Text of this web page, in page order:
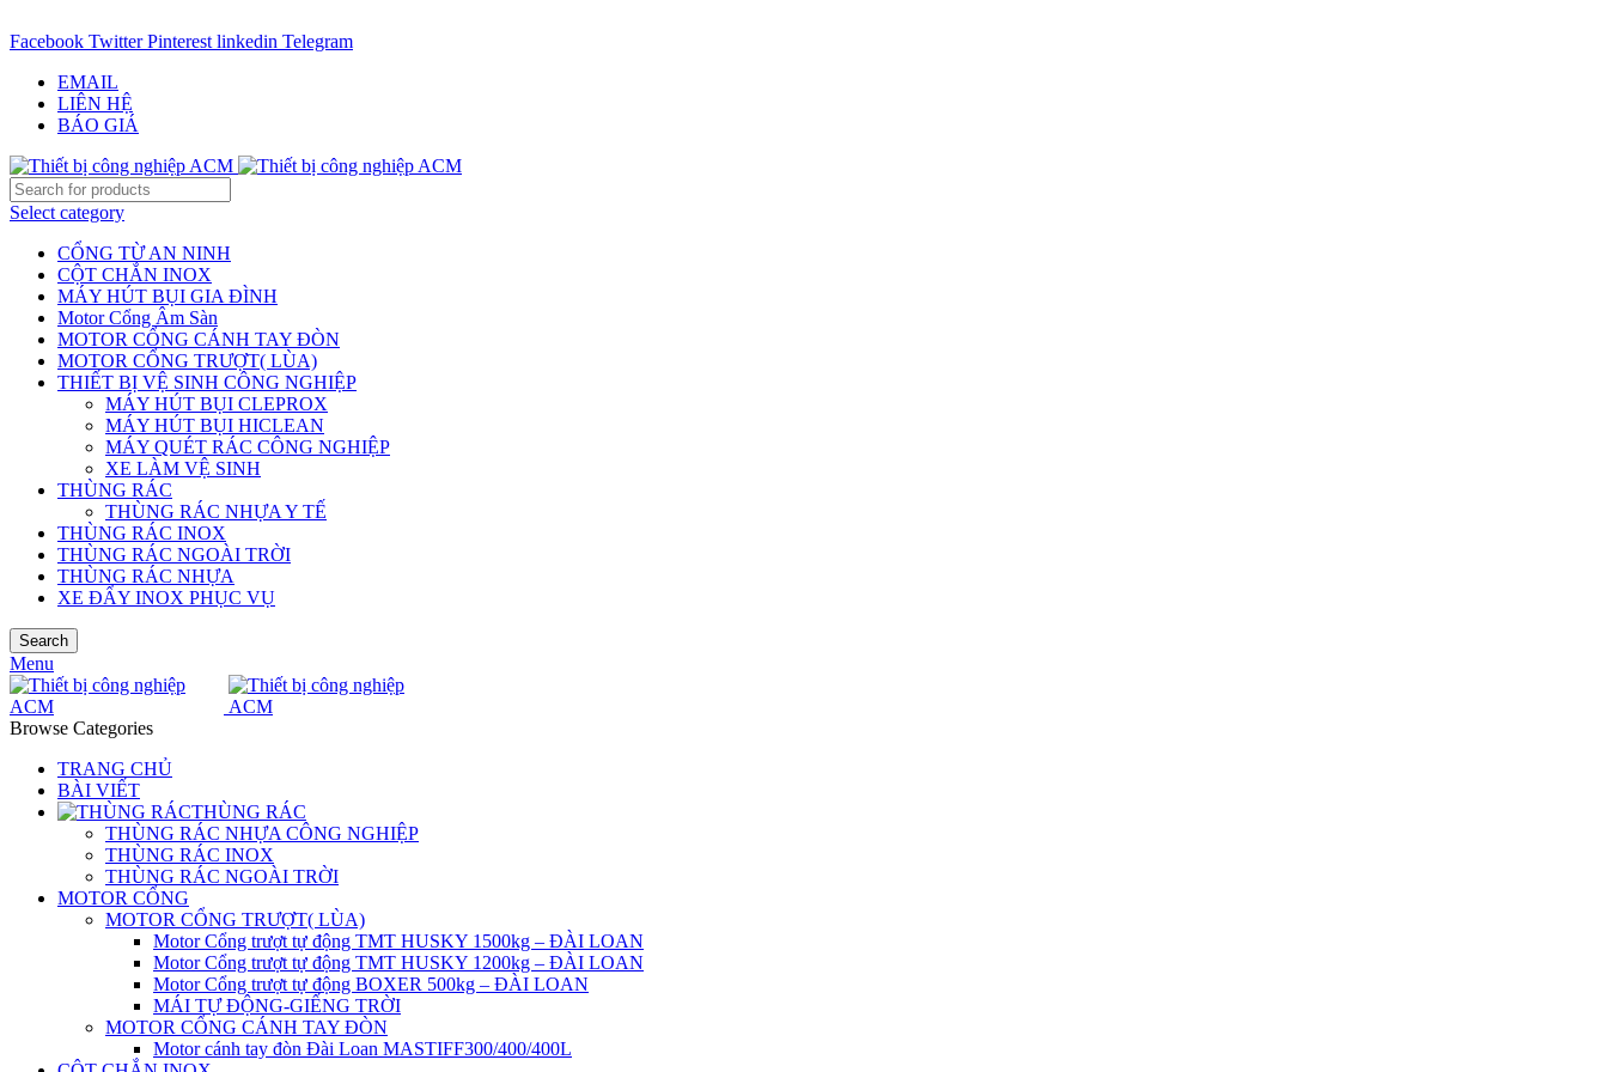
Facebook Twitter Pinterest linkedin Telegram
EMAIL
LIÊN HỆ
BÁO GIÁ
Select category
CỔNG TỪ AN NINH
CỘT CHẮN INOX
MÁY HÚT BỤI GIA ĐÌNH
Motor Cổng Âm Sàn
MOTOR CỔNG CÁNH TAY ĐÒN
MOTOR CỔNG TRƯỢT( LÙA)
THIẾT BỊ VỆ SINH CÔNG NGHIỆP
MÁY HÚT BỤI CLEPROX
MÁY HÚT BỤI HICLEAN
MÁY QUÉT RÁC CÔNG NGHIỆP
XE LÀM VỆ SINH
THÙNG RÁC
THÙNG RÁC NHỰA Y TẾ
THÙNG RÁC INOX
THÙNG RÁC NGOÀI TRỜI
THÙNG RÁC NHỰA
XE ĐẨY INOX PHỤC VỤ
Search
Menu
Browse Categories
TRANG CHỦ
BÀI VIẾT
THÙNG RÁC
THÙNG RÁC NHỰA CÔNG NGHIỆP
THÙNG RÁC INOX
THÙNG RÁC NGOÀI TRỜI
MOTOR CỔNG
MOTOR CỔNG TRƯỢT( LÙA)
Motor Cổng trượt tự động TMT HUSKY 1500kg – ĐÀI LOAN
Motor Cổng trượt tự động TMT HUSKY 1200kg – ĐÀI LOAN
Motor Cổng trượt tự động BOXER 500kg – ĐÀI LOAN
MÁI TỰ ĐỘNG-GIẾNG TRỜI
MOTOR CỔNG CÁNH TAY ĐÒN
Motor cánh tay đòn Đài Loan MASTIFF300/400/400L